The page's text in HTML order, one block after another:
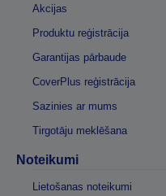
Akcijas
Produktu reģistrācija
Garantijas pārbaude
CoverPlus reģistrācija
Sazinies ar mums
Tirgotāju meklēšana
Noteikumi
Lietošanas noteikumi